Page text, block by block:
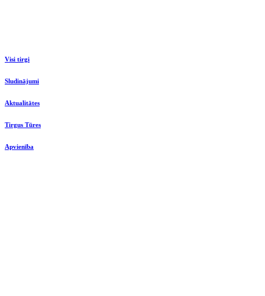
Visi tirgi
Sludinājumi
Aktualitātes
Tirgus Tūres
Apvienība